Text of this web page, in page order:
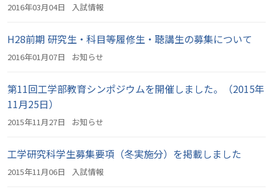
2016年03月04日 入試情報
H28前期 研究生・科目等履修生・聴講生の募集について
2016年01月07日 お知らせ
第11回工学部教育シンポジウムを開催しました。（2015年
11月25日）
2015年11月27日 お知らせ
工学研究科学生募集要項（冬実施分）を掲載しました
2015年11月06日 入試情報